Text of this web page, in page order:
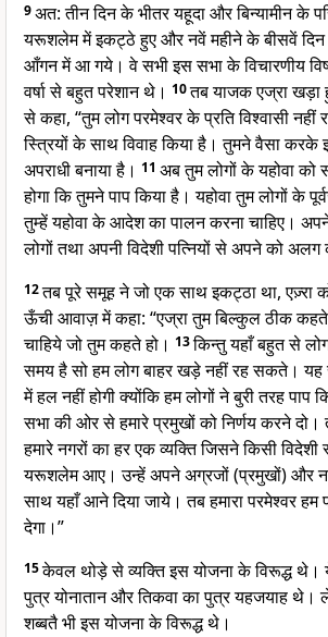
9अत: तीन दिन के भीतर यहूदा और बिन्यामीन के
यरूशलेम में इकट्ठे हुए और नवें महीने के बीसवें दिन
आँगन में आ गये। वे सभी इस सभा के विचारणीय
वर्षा से बहुत परेशान थे। 10तब याजक एज्रा
से कहा, “तुम लोग परमेश्वर के प्रति विश्वासी नहीं
स्त्रियों के साथ विवाह किया है। तुमने वैसा
अपराधी बनाया है। 11 अब तुम लोगों के यहोवा को
होगा कि तुमने पाप किया है। यहोवा तुम लोगों के
तुम्हें यहोवा के आदेश का पालन करना चाहिए।
लोगों तथा अपनी विदेशी पत्नियों से अपने को अलग
12तब पूरे समूह ने जो एक साथ इकट्ठा था, एज़्रा
ऊँची आवाज़ में कहा: “एज्रा तुम बिल्कुल ठीक कहते
चाहिये जो तुम कहते हो। 13किन्तु यहाँ बहुत से
समय है सो हम लोग बाहर खड़े नहीं रह सकते। यह
में हल नहीं होगी क्योंकि हम लोगों ने बुरी तरह पाप
सभा की ओर से हमारे प्रमुखों को निर्णय करने दो।
हमारे नगरों का हर एक व्यक्ति जिसने किसी विदेशी
यरूशलेम आए। उन्हें अपने अग्रजों (प्रमुखों) और
साथ यहाँ आने दिया जाये। तब हमारा परमेश्वर हम
देगा।”
15केवल थोड़े से व्यक्ति इस योजना के विरूद्ध थे।
पुत्र योनातान और तिकवा का पुत्र यहजयाह थे।
शब्बतै भी इस योजना के विरूद्ध थे।